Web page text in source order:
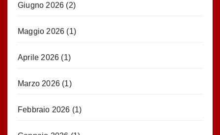
Giugno 2026 (2)
Maggio 2026 (1)
Aprile 2026 (1)
Marzo 2026 (1)
Febbraio 2026 (1)